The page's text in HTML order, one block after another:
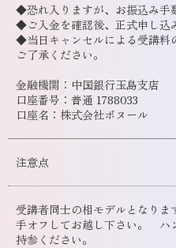
◆恐れ入りますが、お振込み手
◆ご入金を確認後、正式申し込
◆当日キャンセルによる受講料
ご了承ください。
金融機関：中国銀行玉島支店
口座番号：普通 1788033
口座名：株式会社ボヌール
注意点
受講者同士の相モデルとなり
手オフしてお越し下さい。 ハ
持参ください。